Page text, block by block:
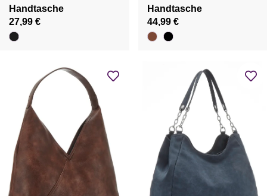
Handtasche
27,99 €
Handtasche
44,99 €